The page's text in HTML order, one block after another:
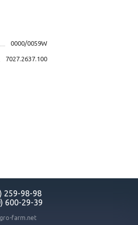
0000/0059W
7027.2637.100
259-98-98
600-29-39
farm.net